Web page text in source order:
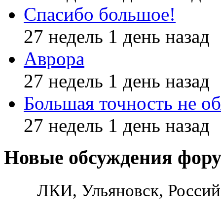
Спасибо большое!
27 недель 1 день назад
Аврора
27 недель 1 день назад
Большая точность не
27 недель 1 день назад
Новые обсуждения
ЛКИ, Ульяновск,